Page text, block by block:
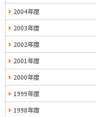
2004年度
2003年度
2002年度
2001年度
2000年度
1999年度
1998年度